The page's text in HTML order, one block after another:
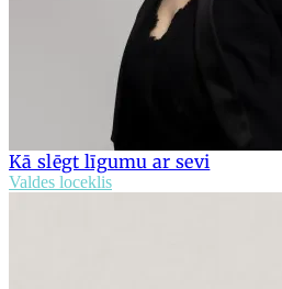
Kā slēgt līgumu ar sevi
Valdes loceklis